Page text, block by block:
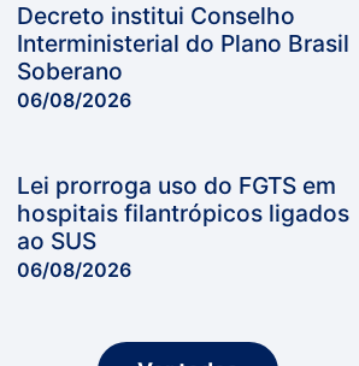
Decreto institui Conselho
Interministerial do Plano Brasil
Soberano
06/08/2026
Lei prorroga uso do FGTS em
hospitais filantrópicos ligados
ao SUS
06/08/2026